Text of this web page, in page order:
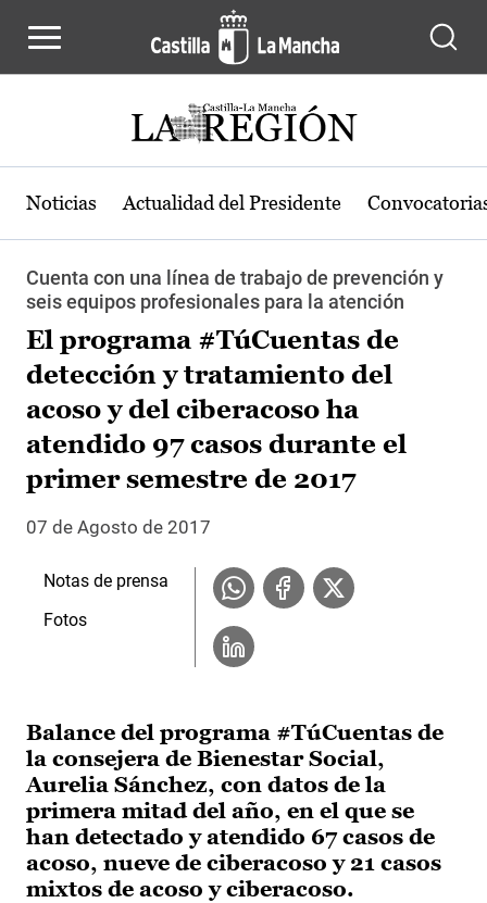
Noticias Actualidad del Presidente
Cuenta con una línea de trabajo de prevención y
seis equipos profesionales para la atención
El programa #TúCuentas de
detección y tratamiento del
acoso y del ciberacoso ha
atendido 97 casos durante el
primer semestre de 2017
07 de Agosto de 2017
Balance del programa #TúCuentas de
la consejera de Bienestar Social,
Aurelia Sánchez, con datos de la
primera mitad del año, en el que se
han detectado y atendido 67 casos de
acoso, nueve de ciberacoso y 21 casos
mixtos de acoso y ciberacoso.
Notas de prensa
Fotos